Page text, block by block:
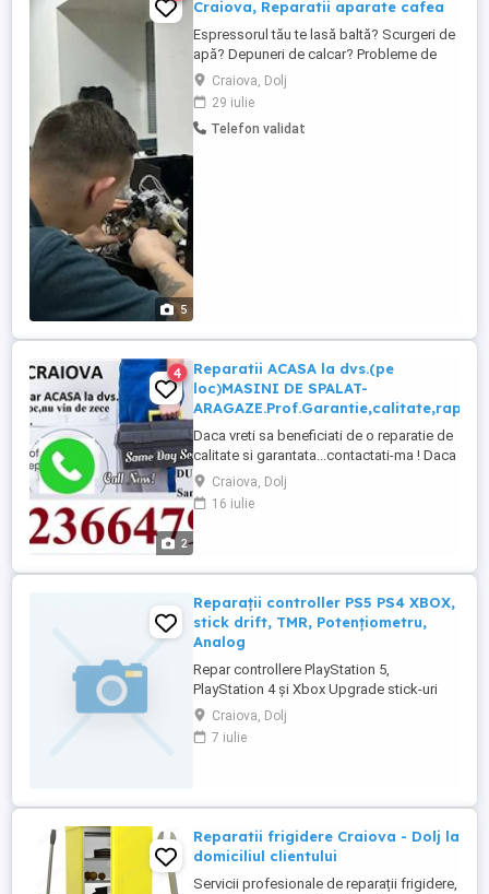
5
Craiova, Reparatii aparate cafea
Espressorul tău te lasă baltă? Scurgeri de
apă? Depuneri de calcar? Probleme de
presiune? Afișaj defect sau sistem de
spumare cu erori? Nu-ți face griji suntem
aici! La Ilovecoffee, intervenim rapid și
oferim soluții durabile pentru orice model.
Craiova, Dolj
29 iulie
Telefon validat
2
4
Reparatii ACASA la dvs.(pe
loc)MASINI DE SPALAT-
ARAGAZE.Prof.Garantie,calitate,rapid.
Daca vreti sa beneficiati de o reparatie de
calitate si garantata...contactati-ma ! Daca
vreti sa fiti doar reparat ,..aveti de unde alege
!. Eu repar si electronica(modulul-calculatorul-
programatorul),acea parte care vi-se spune
Craiova, Dolj
16 iulie
Reparații controller PS5 PS4 XBOX,
stick drift, TMR, Potențiometru,
Analog
Repar controllere PlayStation 5,
PlayStation 4 și Xbox Upgrade stick-uri
analogice TMR (fără drift) Daca
personajul se mișcă singur, stick-ul nu
revine pe centru sau ai drifting, atunci sunt
analogice cu module TMR (magnetice, ...
Craiova, Dolj
7 iulie
Reparatii frigidere Craiova - Dolj la
domiciliul clientului
Servicii profesionale de reparații frigidere,